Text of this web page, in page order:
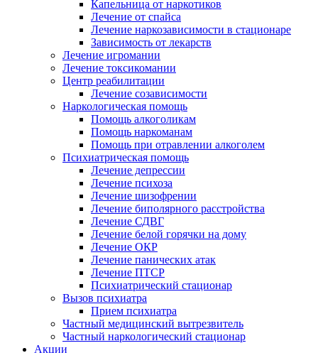
Капельница от наркотиков
Лечение от спайса
Лечение наркозависимости в стационаре
Зависимость от лекарств
Лечение игромании
Лечение токсикомании
Центр реабилитации
Лечение созависимости
Наркологическая помощь
Помощь алкоголикам
Помощь наркоманам
Помощь при отравлении алкоголем
Психиатрическая помощь
Лечение депрессии
Лечение психоза
Лечение шизофрении
Лечение биполярного расстройства
Лечение СДВГ
Лечение белой горячки на дому
Лечение ОКР
Лечение панических атак
Лечение ПТСР
Психиатрический стационар
Вызов психиатра
Прием психиатра
Частный медицинский вытрезвитель
Частный наркологический стационар
Акции